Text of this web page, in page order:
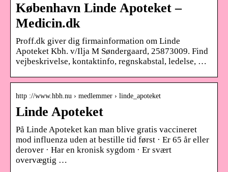
København Linde Apoteket –
Medicin.dk
Proff.dk giver dig firmainformation om Linde
Apoteket Kbh. v/Ilja M Søndergaard, 25873009. Find
vejbeskrivelse, kontaktinfo, regnskabstal, ledelse, …
http ://www.hbh.nu › medlemmer › linde_apoteket
Linde Apoteket
På Linde Apoteket kan man blive gratis vaccineret
mod influenza uden at bestille tid først · Er 65 år eller
derover · Har en kronisk sygdom · Er svært
overvægtig …